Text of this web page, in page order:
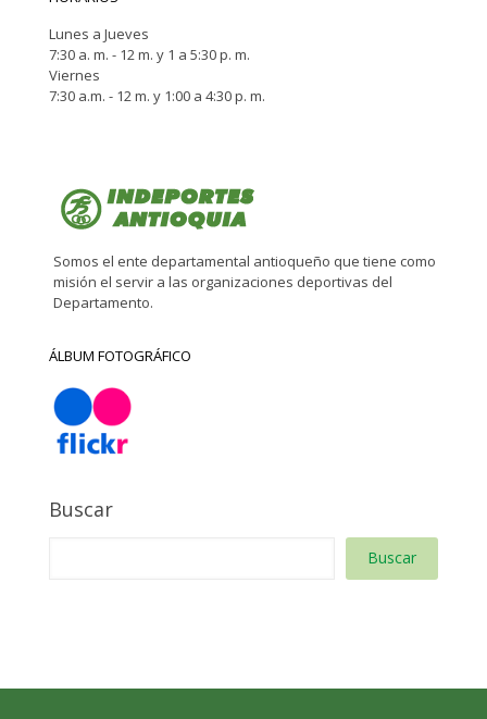
Lunes a Jueves
7:30 a. m. - 12 m. y 1 a 5:30 p. m.
Viernes
7:30 a.m. - 12 m. y 1:00 a 4:30 p. m.
Somos el ente departamental antioqueño que tiene como
misión el servir a las organizaciones deportivas del
Departamento.
ÁLBUM FOTOGRÁFICO
Buscar
Buscar